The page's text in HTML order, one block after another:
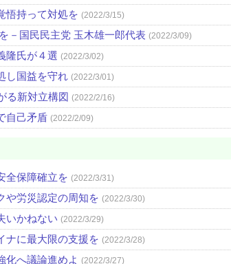
悟持って対処を (2022/3/15)
－国民民主党 玉木雄一郎代表 (2022/3/09)
隆氏が４選 (2022/3/02)
し国益を守れ (2022/3/01)
る新対立構図 (2022/2/16)
自己矛盾 (2022/2/09)
全保障確立を (2022/3/31)
や労災認定の周知を (2022/3/30)
いかねない (2022/3/29)
ナに最大限の支援を (2022/3/28)
化へ議論進めよ (2022/3/27)